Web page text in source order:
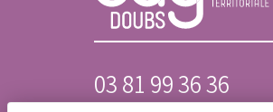
03 81 99 36 36